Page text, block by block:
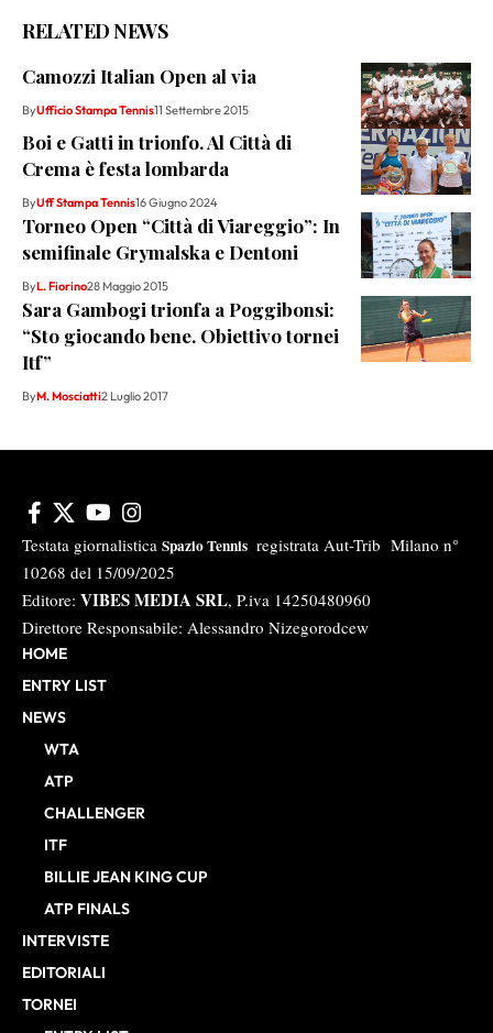
RELATED NEWS
Camozzi Italian Open al via
ByUfficio Stampa Tennis11 Settembre 2015
Boi e Gatti in trionfo. Al Città di
Crema è festa lombarda
ByUff Stampa Tennis16 Giugno 2024
Torneo Open “Città di Viareggio”: In
semifinale Grymalska e Dentoni
ByL. Fiorino28 Maggio 2015
Sara Gambogi trionfa a Poggibonsi:
“Sto giocando bene. Obiettivo tornei
Itf”
ByM. Mosciatti2 Luglio 2017
Testata giornalistica Spazio Tennis registrata Aut-Trib Milano n°
10268 del 15/09/2025
Editore: VIBES MEDIA SRL, P.iva 14250480960
Direttore Responsabile: Alessandro Nizegorodcew
HOME
ENTRY LIST
NEWS
WTA
ATP
CHALLENGER
ITF
BILLIE JEAN KING CUP
ATP FINALS
INTERVISTE
EDITORIALI
TORNEI